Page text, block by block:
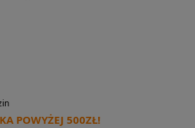
POWYŻEJ 500ZŁ!